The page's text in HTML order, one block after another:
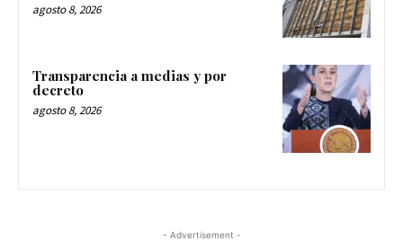
agosto 8, 2026
Transparencia a medias y por
decreto
agosto 8, 2026
- Advertisement -